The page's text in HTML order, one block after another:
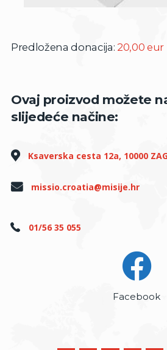
Predložena donacija: 20,00 eur
Ovaj proizvod možete
slijedeće načine:
Ksaverska cesta 12a, 10000
missio.croatia@misije.hr
01/56 35 055
Facebook